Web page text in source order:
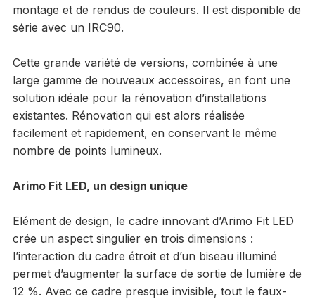
montage et de rendus de couleurs. Il est disponible de
série avec un IRC90.
Cette grande variété de versions, combinée à une
large gamme de nouveaux accessoires, en font une
solution idéale pour la rénovation d’installations
existantes. Rénovation qui est alors réalisée
facilement et rapidement, en conservant le même
nombre de points lumineux.
Arimo Fit LED, un design unique
Elément de design, le cadre innovant d’Arimo Fit LED
crée un aspect singulier en trois dimensions :
l’interaction du cadre étroit et d’un biseau illuminé
permet d’augmenter la surface de sortie de lumière de
12 %. Avec ce cadre presque invisible, tout le faux-